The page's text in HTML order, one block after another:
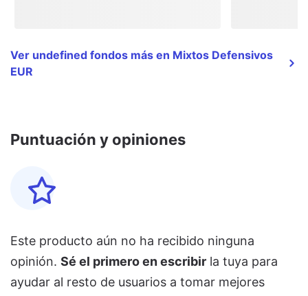
Ver undefined fondos más en Mixtos Defensivos
EUR
Puntuación y opiniones
Este producto aún no ha recibido ninguna
opinión. Sé el primero en escribir la tuya para
ayudar al resto de usuarios a tomar mejores